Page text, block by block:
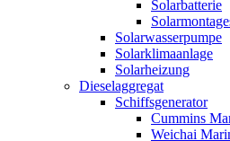
Solarbatterie
Solarwasserpumpe
Solarklimaanlage
Solarheizung
Dieselaggregat
Schiffsgenerator
Cummins
Weichai